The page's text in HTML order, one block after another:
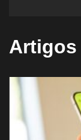
Artigos